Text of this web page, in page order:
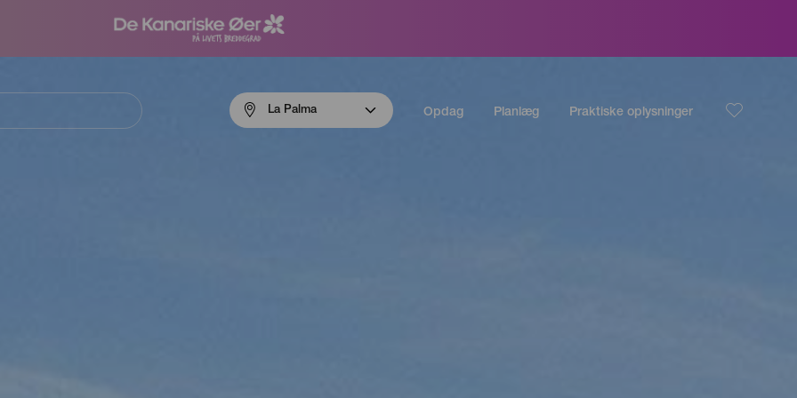
La Palma Opdag Planlæg Praktiske oplysninger